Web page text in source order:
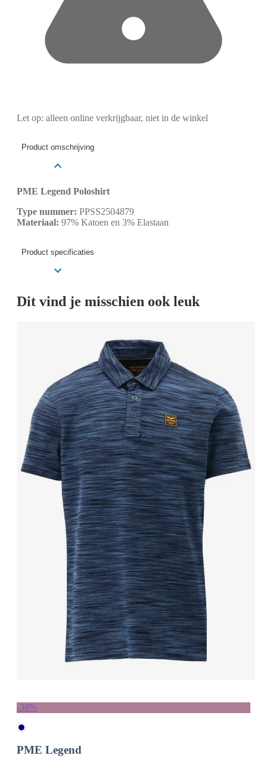
Let op: alleen online verkrijgbaar, niet in de winkel
Product omschrijving
PME Legend Poloshirt
Type nummer: PPSS2504879
Materiaal: 97% Katoen en 3% Elastaan
Product specificaties
Dit vind je misschien ook leuk
-38%
PME Legend